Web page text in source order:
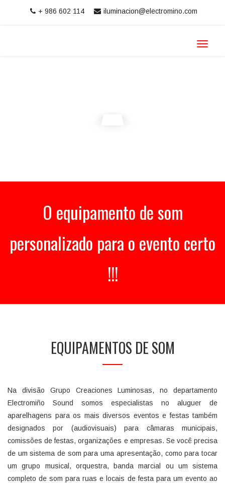
+ 986 602 114 iluminacion@electromino.com
Toggle
O equipamento de som
personalizado para oevento certo
!!!
EQUIPAMENTOS DE SOM
Na divisão Grupo Creaciones Luminosas, no departamento
Electromiño Sound somos especialistas no aluguer de
aparelhagens para os mais diversos eventos e festas também
designados por (audiovisuais) para câmaras municipais,
comissões de festas, organizações e empresas. Se você precisa
de um sistema de som para uma apresentação, como para tocar
um grupo musical, orquestra, banda marcial ou um sistema
completo de som para ruas e locais de festa para um evento ao